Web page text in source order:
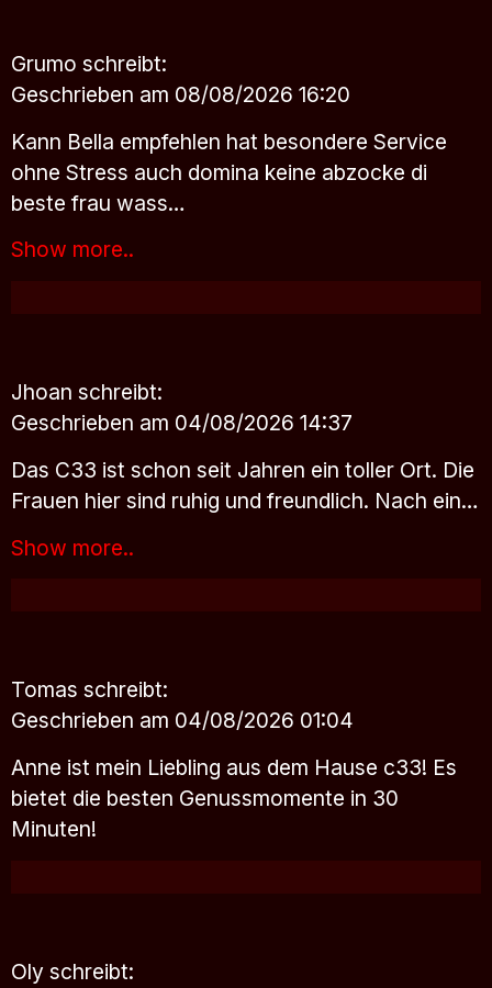
Grumo schreibt:
Geschrieben am 08/08/2026 16:20
Kann Bella empfehlen hat besondere Service
ohne Stress auch domina keine abzocke di
beste frau wass…
Show more..
Jhoan schreibt:
Geschrieben am 04/08/2026 14:37
Das C33 ist schon seit Jahren ein toller Ort. Die
Frauen hier sind ruhig und freundlich. Nach ein…
Show more..
Tomas schreibt:
Geschrieben am 04/08/2026 01:04
Anne ist mein Liebling aus dem Hause c33! Es
bietet die besten Genussmomente in 30
Minuten!
Oly schreibt: